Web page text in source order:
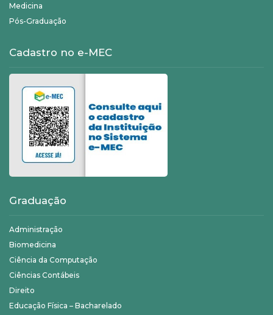
Medicina
Pós-Graduação
Cadastro no e-MEC
Graduação
Administração
Biomedicina
Ciência da Computação
Ciências Contábeis
Direito
Educação Física – Bacharelado